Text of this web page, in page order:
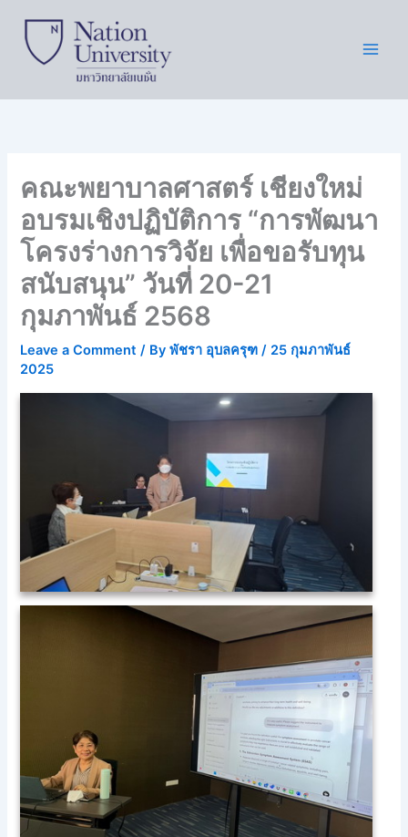
content
คณะพยาบาลศาสตร์ เชียงใหม่
อบรมเชิงปฏิบัติการ “การพัฒนา
โครงร่างการวิจัย เพื่อขอรับทุน
สนับสนุน” วันที่ 20-21
กุมภาพันธ์ 2568
Leave a Comment / Byพัชรา อุบลครุฑ/ 25 กุมภาพันธ์
2025